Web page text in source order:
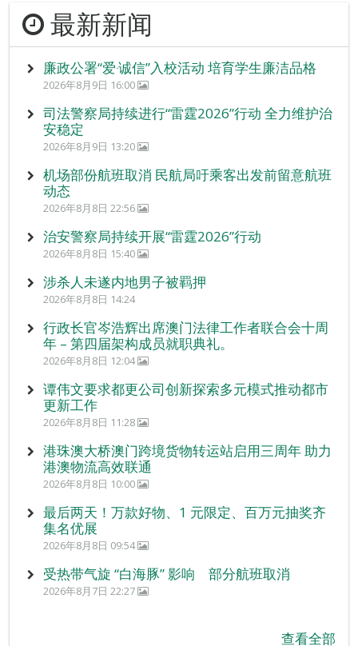
最新新闻
廉政公署“爱‧诚信”入校活动 培育学生廉洁品格
2026年8月9日 16:00
司法警察局持续进行“雷霆2026”行动 全力维护治
安稳定
2026年8月9日 13:20
机场部份航班取消 民航局吁乘客出发前留意航班
动态
2026年8月8日 22:56
治安警察局持续开展“雷霆2026”行动
2026年8月8日 15:40
涉杀人未遂内地男子被羁押
2026年8月8日 14:24
行政长官岑浩辉出席澳门法律工作者联合会十周
年 – 第四届架构成员就职典礼。
2026年8月8日 12:04
谭伟文要求都更公司创新探索多元模式推动都市
更新工作
2026年8月8日 11:28
港珠澳大桥澳门跨境货物转运站启用三周年 助力
港澳物流高效联通
2026年8月8日 10:00
最后两天！万款好物、1 元限定、百万元抽奖齐
集名优展
2026年8月8日 09:54
受热带气旋 “白海豚” 影响 部分航班取消
2026年8月7日 22:27
查看全部